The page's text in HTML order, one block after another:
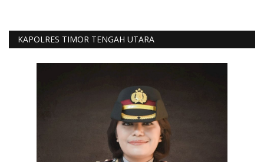
KAPOLRES TIMOR TENGAH UTARA